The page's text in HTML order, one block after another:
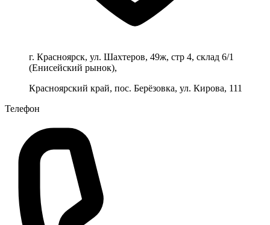
г. Красноярск, ул. Шахтеров, 49ж, стр 4, склад 6/1
(Енисейский рынок),
Красноярский край, пос. Берёзовка, ул. Кирова, 111
Телефон